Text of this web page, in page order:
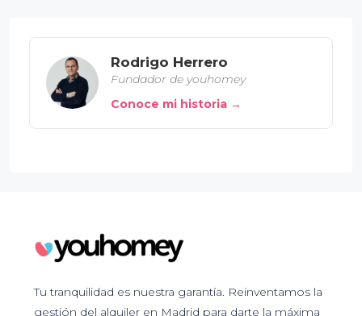
Rodrigo Herrero
Fundador de youhomey
Conoce mi historia →
Tu tranquilidad es nuestra garantía. Reinventamos la
gestión del alquiler en Madrid para darte la máxima